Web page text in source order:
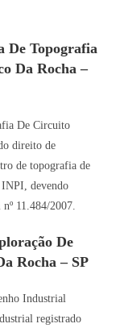
De Topografia
Da Rocha –
De Circuito
direito de
de topografia de
devendo
11.484/2007.
De
Rocha – SP
Industrial
registrado